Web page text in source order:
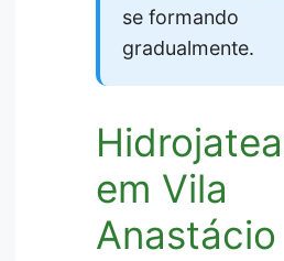
se formando
gradualmente.
em Vila
Anastácio